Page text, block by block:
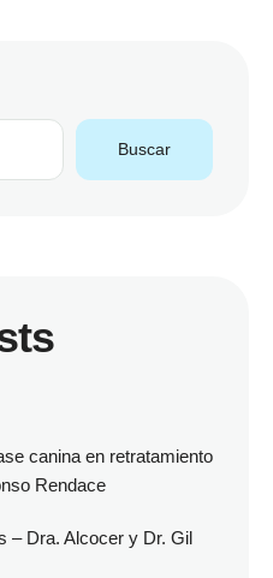
Buscar
canina en retratamiento
Rendace
– Dra. Alcocer y Dr. Gil